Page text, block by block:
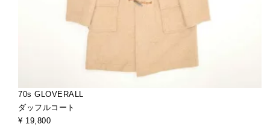
70s GLOVERALL
ダッフルコート
¥ 19,800